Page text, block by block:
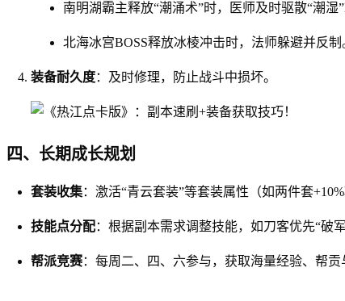
南明湖霸主释放“潮涌术”时，医师及时驱散“潮湿
北海冰宫BOSS释放冰棱冲击时，法师躲避并反制
装备耐久度：及时修理，防止战斗中损坏。
四、长期成长规划
套装收集：激活“青云套装”等套装属性（如两件套
技能点分配：根据副本需求调整技能，如刀客优先“破军
帮派竞赛：每周二、四、六参与，获取海量经验、帮贡